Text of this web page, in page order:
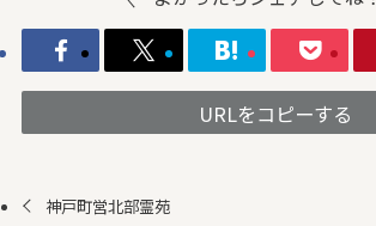
URLをコピーする
神戸町営北部霊苑